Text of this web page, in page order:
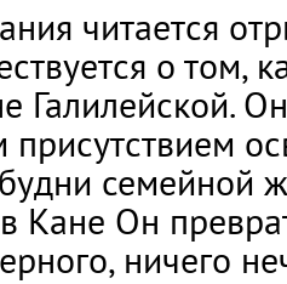
читается
о том,
Галилейской.
семейной
Кане Он
ничего